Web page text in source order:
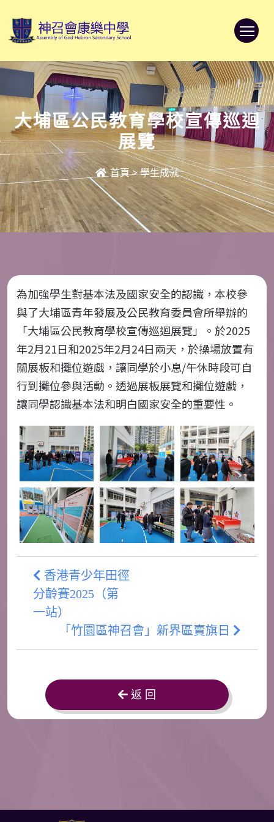
大埔區公民教育學校宣傳巡迴
展覽
首頁>學生成就
為加強學生對基本法及國家安全的認識，本校參
與了大埔區青年發展及公民教育委員會所舉辦的
「大埔區公民教育學校宣傳巡迴展覽」。於2025
年2月21日和2025年2月24日兩天，於操場放置有
關展板和攤位遊戲，讓同學於小息/午休時段可自
行到攤位參與活動。透過展板展覽和攤位遊戲，
讓同學認識基本法和明白國家安全的重要性。
香港青少年田徑
分齡賽2025（第
一站）
「竹園區神召會」新界區賣旗日
返 回